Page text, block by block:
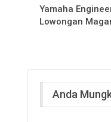
Yamaha
Lowongan
Anda